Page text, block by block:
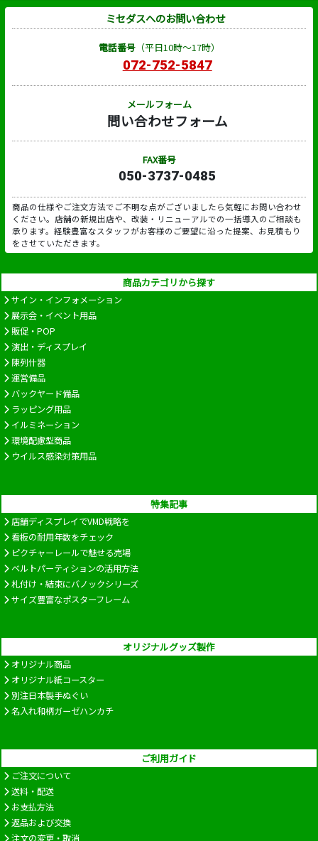
ミセダスへのお問い合わせ
電話番号（平日10時～17時）
072-752-5847
メールフォーム
問い合わせフォーム
FAX番号
050-3737-0485
商品の仕様やご注文方法でご不明な点がございましたら気軽にお問い合わせ
ください。店舗の新規出店や、改装・リニューアルでの一括導入のご相談も
承ります。経験豊富なスタッフがお客様のご要望に沿った提案、お見積もり
をさせていただきます。
商品カテゴリから探す
サイン・インフォメーション
展示会・イベント用品
販促・POP
演出・ディスプレイ
陳列什器
運営備品
バックヤード備品
ラッピング用品
イルミネーション
環境配慮型商品
ウイルス感染対策用品
特集記事
店舗ディスプレイでVMD戦略を
看板の耐用年数をチェック
ピクチャーレールで魅せる売場
ベルトパーティションの活用方法
札付け・結束にバノックシリーズ
サイズ豊富なポスターフレーム
オリジナルグッズ製作
オリジナル商品
オリジナル紙コースター
別注日本製手ぬぐい
名入れ和柄ガーゼハンカチ
ご利用ガイド
ご注文について
送料・配送
お支払方法
返品および交換